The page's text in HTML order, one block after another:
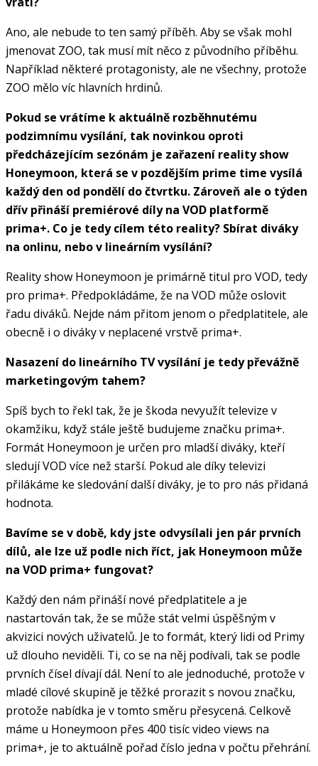
Ano, ale nebude to ten samý příběh. Aby se však mohl
jmenovat ZOO, tak musí mít něco z původního příběhu.
Například některé protagonisty, ale ne všechny, protože
ZOO mělo víc hlavních hrdinů.
Pokud se vrátíme k aktuálně rozběhnutému
podzimnímu vysílání, tak novinkou oproti
předcházejícím sezónám je zařazení reality show
Honeymoon, která se v pozdějším prime time vysílá
každý den od pondělí do čtvrtku. Zároveň ale o týden
dřív přináší premiérové díly na VOD platformě
prima+. Co je tedy cílem této reality? Sbírat diváky
na onlinu, nebo v lineárním vysílání?
Reality show Honeymoon je primárně titul pro VOD, tedy
pro prima+. Předpokládáme, že na VOD může oslovit
řadu diváků. Nejde nám přitom jenom o předplatitele, ale
obecně i o diváky v neplacené vrstvě prima+.
Nasazení do lineárního TV vysílání je tedy převážně
marketingovým tahem?
Spíš bych to řekl tak, že je škoda nevyužít televize v
okamžiku, když stále ještě budujeme značku prima+.
Formát Honeymoon je určen pro mladší diváky, kteří
sledují VOD více než starší. Pokud ale díky televizi
přilákáme ke sledování další diváky, je to pro nás přidaná
hodnota.
Bavíme se v době, kdy jste odvysílali jen pár prvních
dílů, ale lze už podle nich říct, jak Honeymoon může
na VOD prima+ fungovat?
Každý den nám přináší nové předplatitele a je
nastartován tak, že se může stát velmi úspěšným v
akvizici nových uživatelů. Je to formát, který lidi od Primy
už dlouho neviděli. Ti, co se na něj podívali, tak se podle
prvních čísel dívají dál. Není to ale jednoduché, protože v
mladé cílové skupině je těžké prorazit s novou značku,
protože nabídka je v tomto směru přesycená. Celkově
máme u Honeymoon přes 400 tisíc video views na
prima+, je to aktuálně pořad číslo jedna v počtu přehrání.